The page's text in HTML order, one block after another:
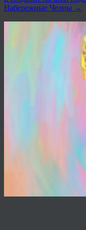
Набережные Челны →